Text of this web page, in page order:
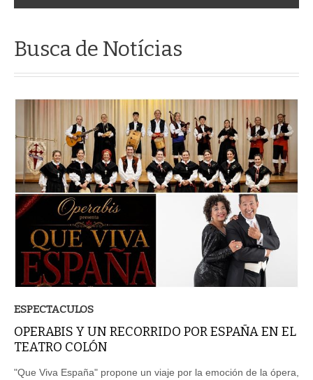
Busca de Notícias
ESPECTACULOS
OPERABIS Y UN RECORRIDO POR ESPAÑA EN EL
TEATRO COLÓN
"Que Viva España" propone un viaje por la emoción de la ópera,